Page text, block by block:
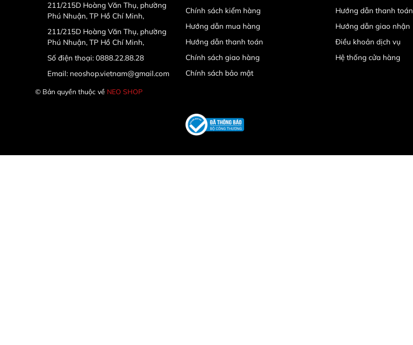
211/215D Hoàng Văn Thụ, phường
Phú Nhuận, TP Hồ Chí Minh,
211/215D Hoàng Văn Thụ, phường
Phú Nhuận, TP Hồ Chí Minh,
Số điện thoại: 0888.22.88.28
Email: neoshop.vietnam@gmail.com
© Bản quyền thuộc về NEO SHOP
Chính sách kiểm hàng
Hướng dẫn mua hàng
Hướng dẫn thanh toán
Chính sách giao hàng
Chính sách bảo mật
Hướng dẫn thanh toán
Hướng dẫn giao nhận
Điều khoản dịch vụ
Hệ thống cửa hàng